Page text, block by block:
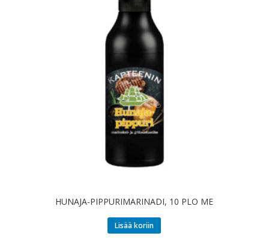
HUNAJA-PIPPURIMARINADI, 10 PLO ME
Lisää koriin